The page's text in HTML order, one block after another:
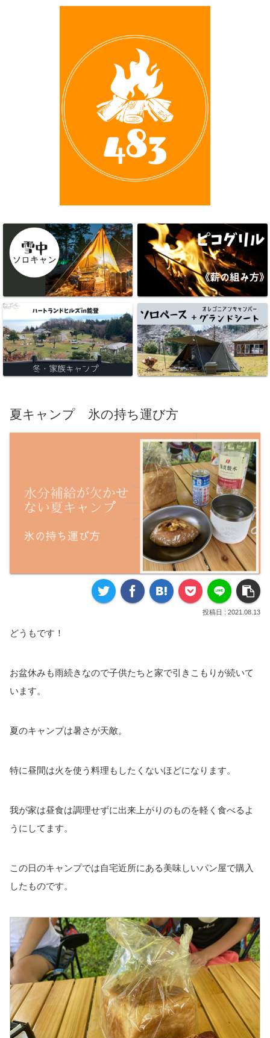
夏キャンプ 氷の持ち運び方
2021.08.13
どうもです！
お盆休みも雨続きなので子供たちと家で引きこもりが続いて
います。
夏のキャンプは暑さが天敵。
特に昼間は火を使う料理もしたくないほどになります。
我が家は昼食は調理せずに出来上がりのものを軽く食べるよ
うにしてます。
この日のキャンプでは自宅近所にある美味しいパン屋で購入
したものです。